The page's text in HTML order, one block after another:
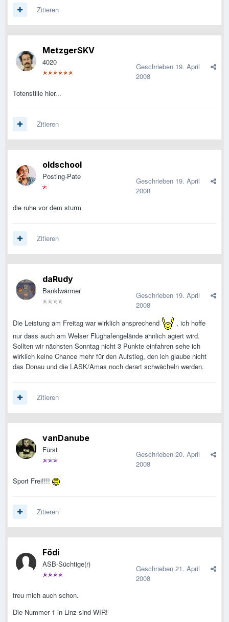
Zitieren
MetzgerSKV
4020 Geschrieben 19. April
2008
Totenstille hier...
Zitieren
oldschool
Posting-Pate Geschrieben 19. April
2008
die ruhe vor dem sturm
Zitieren
daRudy
Banklwärmer Geschrieben 19. April
2008
Die Leistung am Freitag war wirklich ansprechend
, ich hoffe
nur dass auch am Welser Flughafengelände ähnlich agiert wird.
Sollten wir nächsten Sonntag nicht 3 Punkte einfahren sehe ich
wirklich keine Chance mehr für den Aufstieg, den ich glaube nicht
das Donau und die LASK/Amas noch derart schwächeln werden.
Zitieren
vanDanube
Fürst Geschrieben 20. April
2008
Sport Frei!!!!
Zitieren
Födi
ASB-Süchtige(r) Geschrieben 21. April
2008
freu mich auch schon.
Die Nummer 1 in Linz sind WIR!